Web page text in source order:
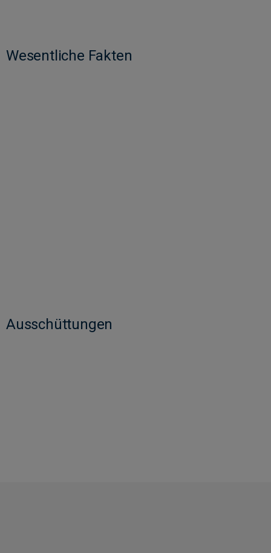
Wesentliche Fakten
Ausschüttungen